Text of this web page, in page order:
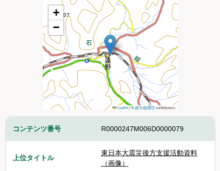
+
−
Leaflet|©国土地理院contributors
コンテンツ番号 R0000247M006D0000079
上位タイトル
東日本大震災後方支援活動資料
（画像）